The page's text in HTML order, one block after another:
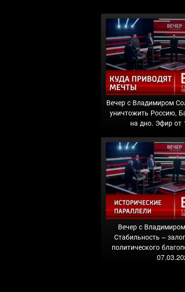
Вечер с Владимиром
уничтожить Россию,
на дно. Эфир от
Вечер с
Стабильность –
политического